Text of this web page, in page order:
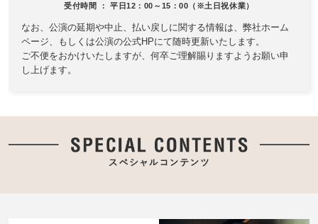
受付時間 ： 平日12：00～15：00（※土日祝休業）
なお、公演の延期や中止、払い戻しに関する情報は、 弊社ホーム
ページ、もしくは公演の公式HPにて随時更新いたします。
ご不便をおかけいたしますが、何卒ご理解賜りますようお願い申
し上げます。